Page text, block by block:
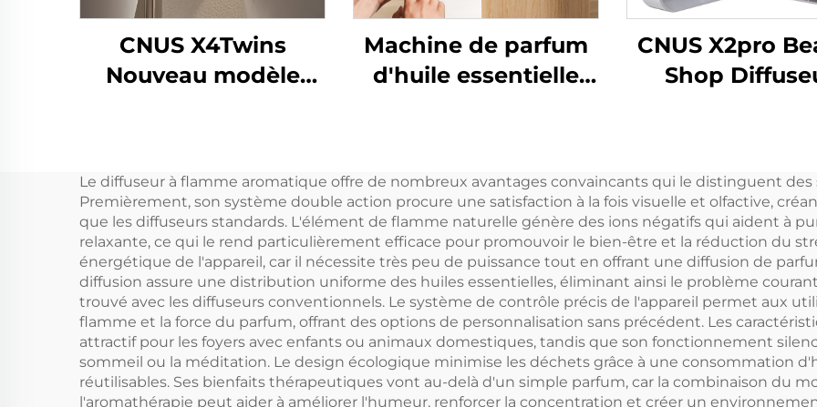
CNUS X4Twins
Nouveau modèle
gros pour magasin
Bureau
Machine de parfum
d'huile essentielle
personnalisé
Contrôle Wifi
Machine de
désodorisant
électrique
CNUS X2pro
Shop
parfums,
essentielles
parfums
Le diffuseur à flamme aromatique offre de nombreux avantages convaincants qui le distinguent
Premièrement, son système double action procure une satisfaction à la fois visuelle et olfactive,
que les diffuseurs standards. L'élément de flamme naturelle génère des ions négatifs qui aident à
relaxante, ce qui le rend particulièrement efficace pour promouvoir le bien-être et la réduction du
énergétique de l'appareil, car il nécessite très peu de puissance tout en offrant une diffusion de
diffusion assure une distribution uniforme des huiles essentielles, éliminant ainsi le problème
trouvé avec les diffuseurs conventionnels. Le système de contrôle précis de l'appareil permet aux
flamme et la force du parfum, offrant des options de personnalisation sans précédent. Les
attractif pour les foyers avec enfants ou animaux domestiques, tandis que son fonctionnement
sommeil ou la méditation. Le design écologique minimise les déchets grâce à une consommation
réutilisables. Ses bienfaits thérapeutiques vont au-delà d'un simple parfum, car la combinaison du
l'aromathérapie peut aider à améliorer l'humeur, renforcer la concentration et créer un